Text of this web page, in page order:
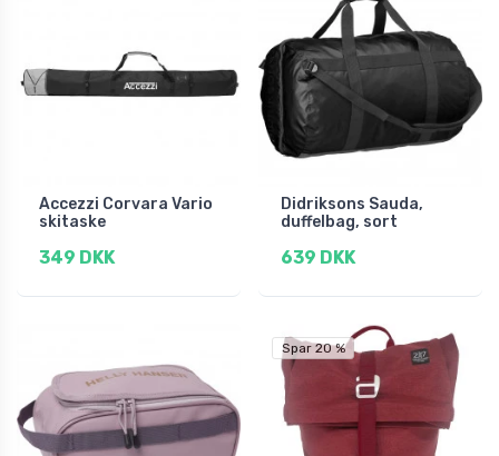
Accezzi Corvara Vario
skitaske
349 DKK
Didriksons Sauda,
duffelbag, sort
639 DKK
Spar 20 %